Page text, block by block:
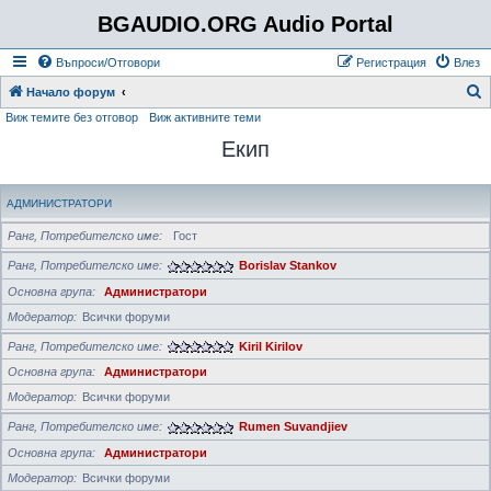
BGAUDIO.ORG Audio Portal
Въпроси/Отговори Влез
Регистрация
Начало форум
н
е
Виж темите без отговор Виж активните теми
Екип
АДМИНИСТРАТОРИ
Ранг, Потребителско име Гост
Ранг, Потребителско име
Borislav Stankov
Основна група
Администратори
Модератор
Всички форуми
Ранг, Потребителско име
Kiril Kirilov
Основна група
Администратори
Модератор
Всички форуми
Ранг, Потребителско име
Rumen Suvandjiev
Основна група
Администратори
Модератор
Всички форуми